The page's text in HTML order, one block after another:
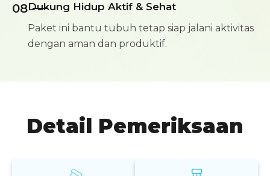
08Dukung Hidup Aktif & Sehat
Paket ini bantu tubuh tetap siap jalani aktivitas
dengan aman dan produktif.
Detail Pemeriksaan